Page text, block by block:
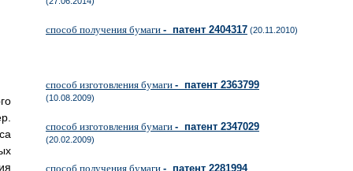
способ получения бумаги - патент 2404317 (20.11.2010)
способ изготовления бумаги - патент 2363799
(10.08.2009)
способ изготовления бумаги - патент 2347029
(20.02.2009)
способ получения бумаги - патент 2281994